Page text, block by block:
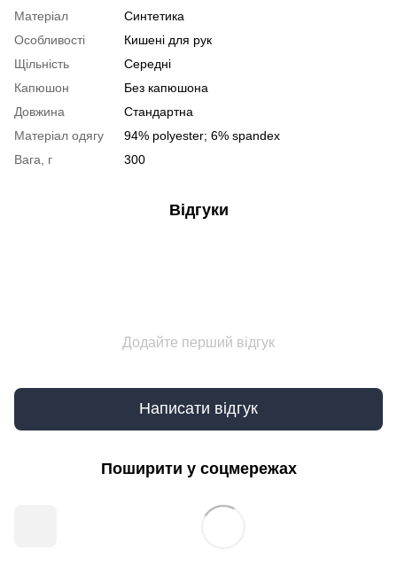
Матеріал
Синтетика
Особливості
Кишені для рук
Щільність
Середні
Капюшон
Без капюшона
Довжина
Стандартна
Матеріал одягу
94% polyester; 6% spandex
Вага, г
300
Відгуки
Додайте перший відгук
Написати відгук
Поширити у соцмережах